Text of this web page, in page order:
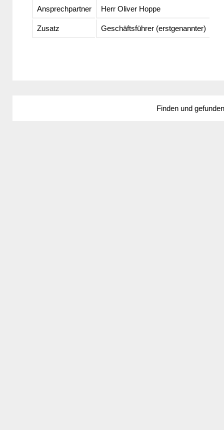
Ansprechpartner Herr Oliver Hoppe
Zusatz Geschäftsführer (erstgenannter)
Finden und